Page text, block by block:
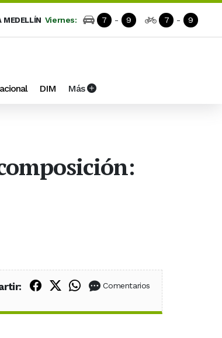
MEDELLÍN Viernes: 7 - 9 7 - 9
DIM Más
Compartir en Facebook
Compartir en X (Twitter)
Compartir en WhatsApp
Comentarios